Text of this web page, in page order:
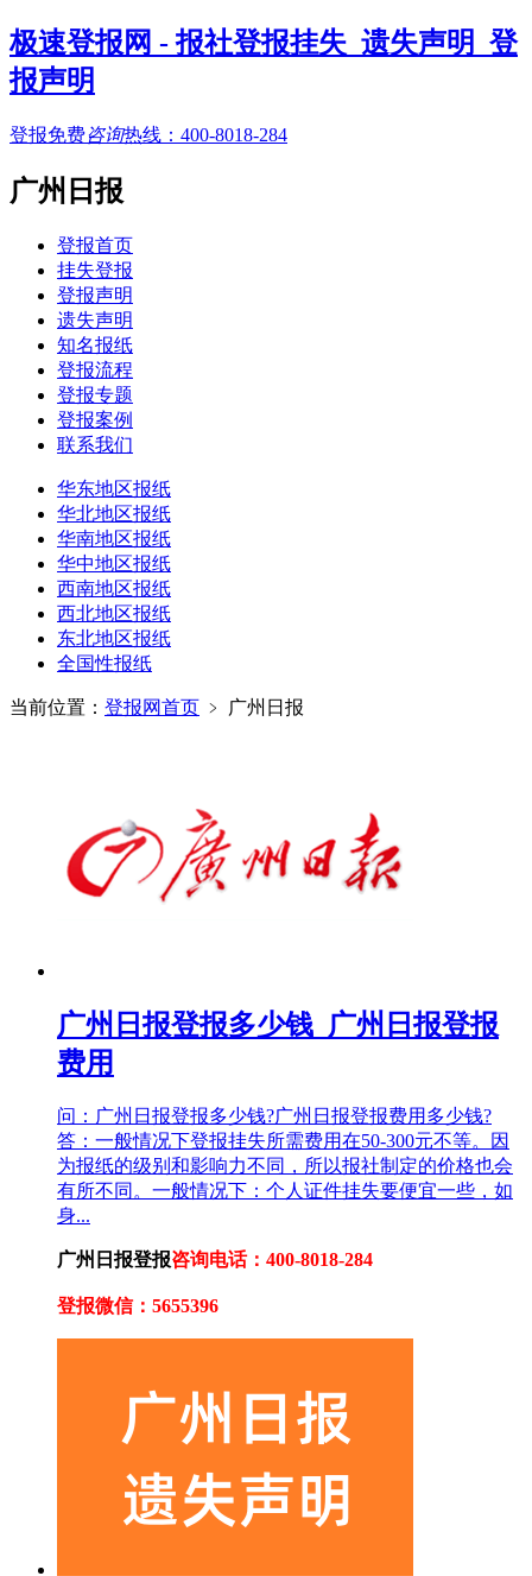
极速登报网 - 报社登报挂失_遗失声明_登
报声明
登报免费咨询热线： 400-8018-284
广州日报
登报首页
挂失登报
登报声明
遗失声明
知名报纸
登报流程
登报专题
登报案例
联系我们
华东地区报纸
华北地区报纸
华南地区报纸
华中地区报纸
西南地区报纸
西北地区报纸
东北地区报纸
全国性报纸
当前位置： 登报网首页 ﹥ 广州日报
广州日报登报多少钱_广州日报登报
费用
问：广州日报登报多少钱?广州日报登报费用多少钱?
答：一般情况下登报挂失所需费用在50-300元不等。因
为报纸的级别和影响力不同，所以报社制定的价格也会
有所不同。一般情况下：个人证件挂失要便宜一些，如
身...
广州日报登报咨询电话：400-8018-284
登报微信：5655396